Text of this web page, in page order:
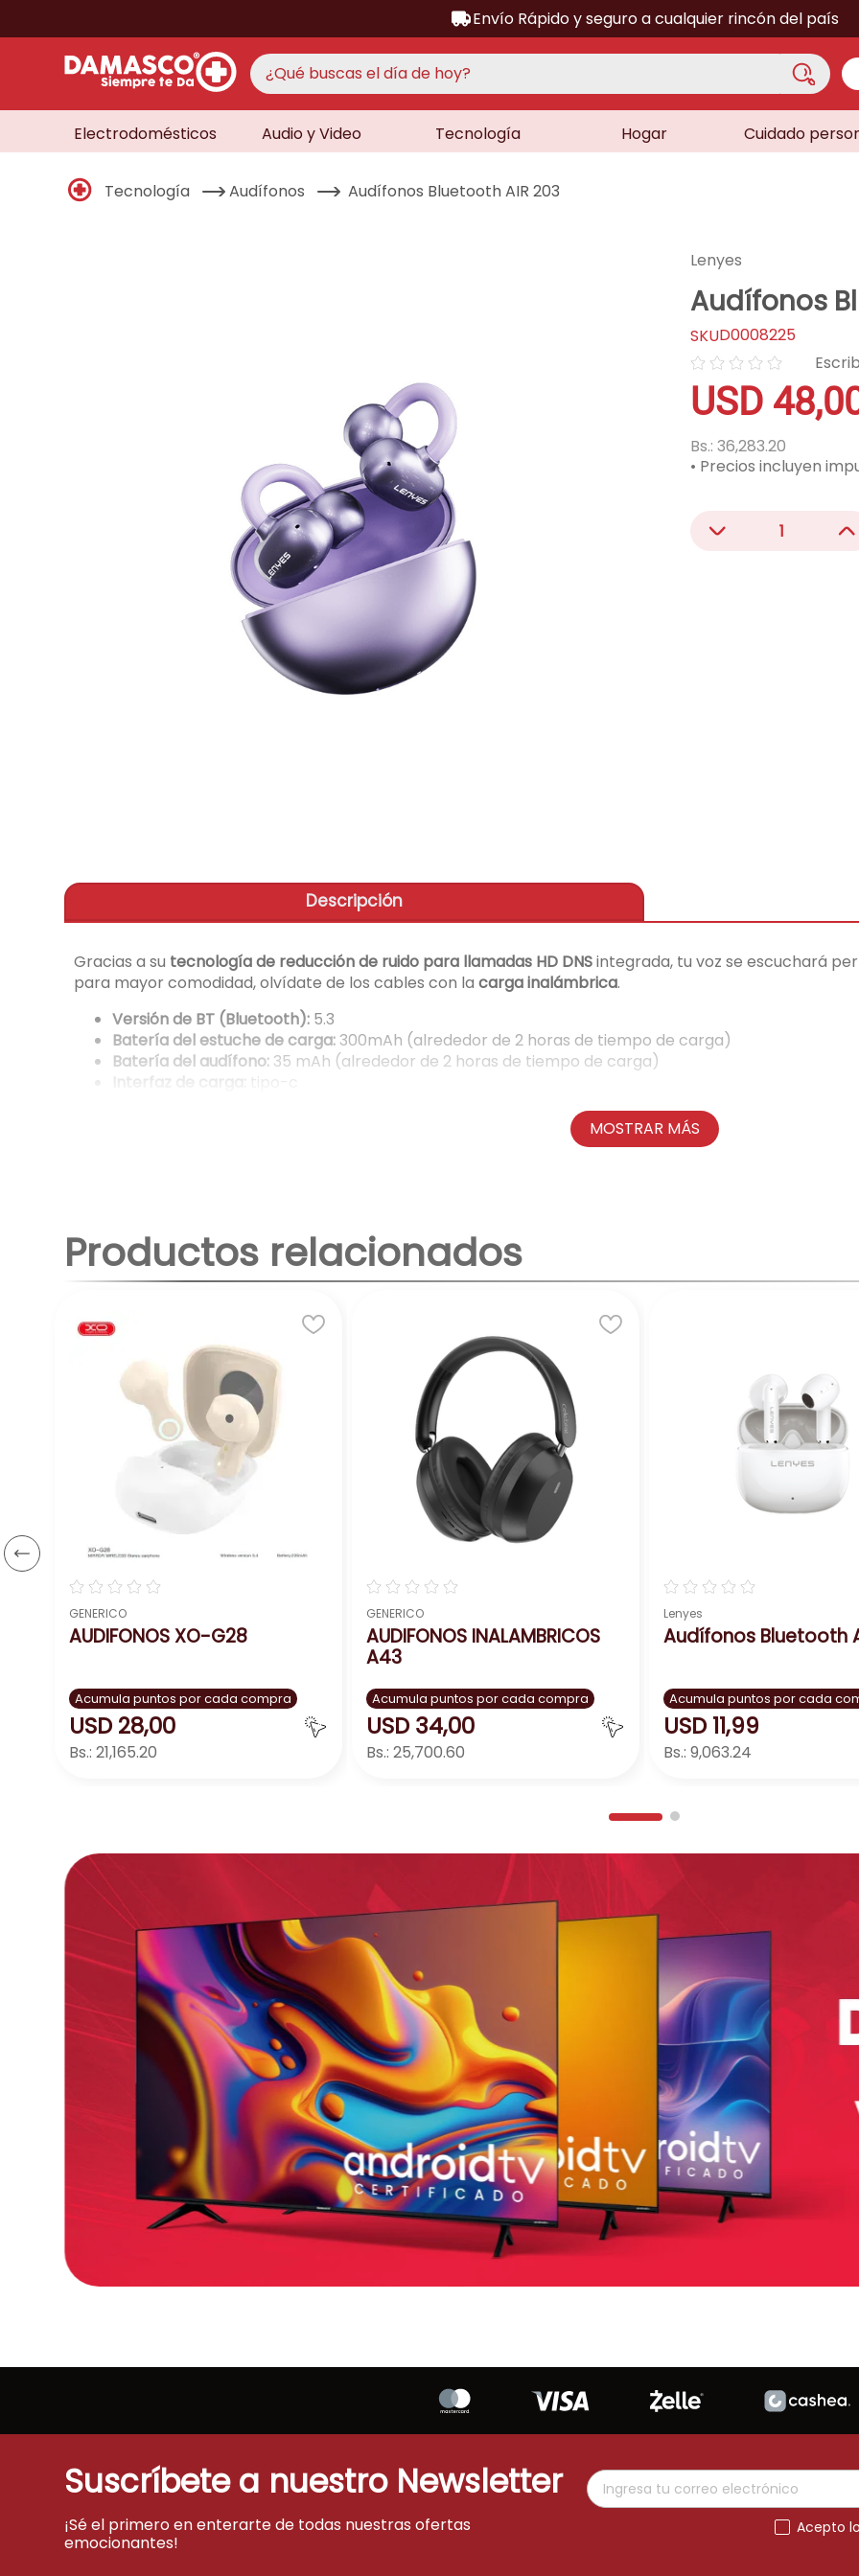
Envío Rápido y seguro a cualquier rincón del país
¿Qué buscas el día de hoy?
Electrodomésticos Audio y Video Tecnología Hogar Cuidado
Tecnología Audífonos Audífonos Bluetooth AIR 203
Lenyes
Audífonos
D0008225
☆☆☆☆☆
USD 48,
Bs.: 36,283.20
• Precios incluyen
＋
－
Descripción
Gracias a su tecnología de reducción de ruido para llamadas HD DNSintegrada, tu voz se escuchará
para mayor comodidad, olvídate de los cables con lacarga inalámbrica.
Versión de BT (Bluetooth): 5.3
Batería del estuche de carga: 300mAh (alrededor de 2 horas de tiempo de carga)
Batería del audífono: 35 mAh (alrededor de 2 horas de tiempo de carga)
Interfaz de carga:
tipo-c
MOSTRAR MÁS
Productos relacionados
☆☆☆☆☆
GENERICO
AUDIFONOS XO-G28
Acumula puntos por cada compra
USD 28,00
Bs.: 21,165.20
☆☆☆☆☆
GENERICO
AUDIFONOS INALAMBRICOS
A43
Acumula puntos por cada compra
USD 34,00
Bs.: 25,700.60
☆☆☆☆☆
Lenyes
Acumula puntos por cada
USD 11,99
Bs.: 9,063.24
Suscríbete a nuestro Newsletter
¡Sé el primero en enterarte de todas nuestras ofertas
emocionantes!
Acepto
TÉRMINOS MÁS BUSCADOS
2. nevera
8. neveras
9. aire-acondicionado
10. telefono